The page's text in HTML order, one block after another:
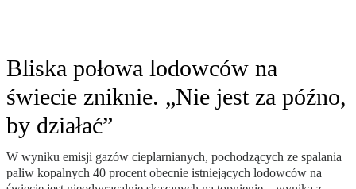
Bliska połowa lodowców na
świecie zniknie. „Nie jest za późno,
by działać”
W wyniku emisji gazów cieplarnianych, pochodzących ze spalania
paliw kopalnych 40 procent obecnie istniejących lodowców na